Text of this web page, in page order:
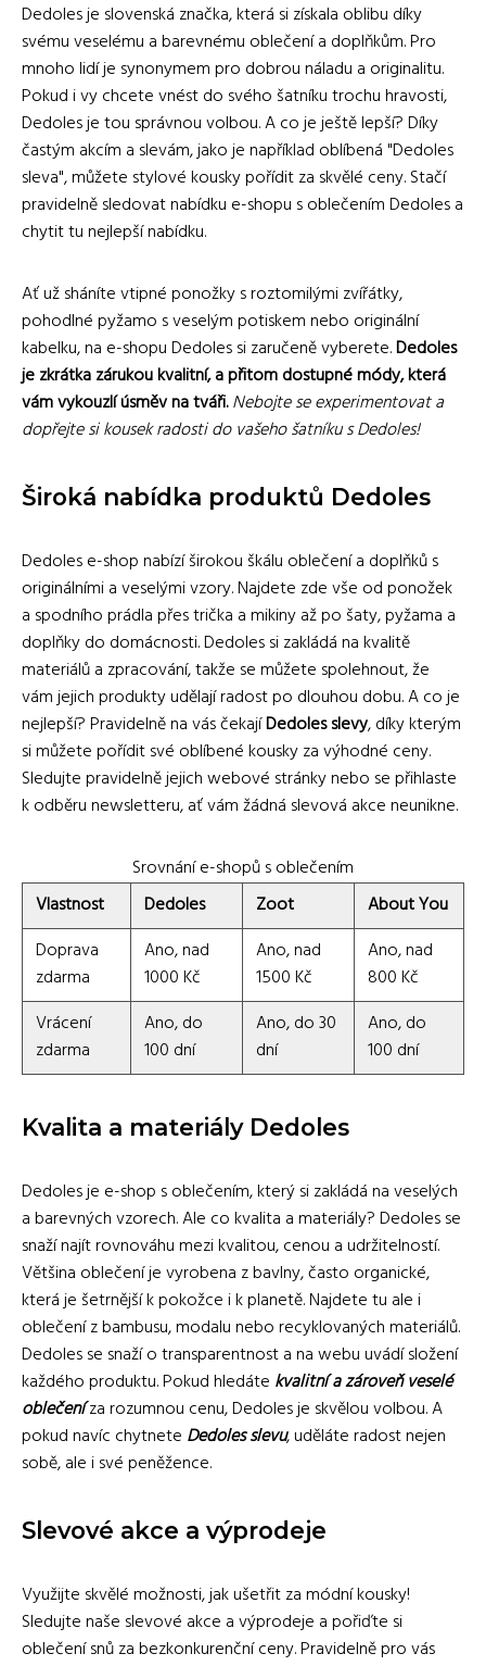
Dedoles je slovenská značka, která si získala oblibu díky
svému veselému a barevnému oblečení a doplňkům. Pro
mnoho lidí je synonymem pro dobrou náladu a originalitu.
Pokud i vy chcete vnést do svého šatníku trochu hravosti,
Dedoles je tou správnou volbou. A co je ještě lepší? Díky
častým akcím a slevám, jako je například oblíbená "Dedoles
sleva", můžete stylové kousky pořídit za skvělé ceny. Stačí
pravidelně sledovat nabídku e-shopu s oblečením Dedoles a
chytit tu nejlepší nabídku.
Ať už sháníte vtipné ponožky s roztomilými zvířátky,
pohodlné pyžamo s veselým potiskem nebo originální
kabelku, na e-shopu Dedoles si zaručeně vyberete.Dedoles
je zkrátka zárukou kvalitní, a přitom dostupné módy, která
vám vykouzlí úsměv na tváři.Nebojte se experimentovat a
dopřejte si kousek radosti do vašeho šatníku s Dedoles!
Široká nabídka produktů Dedoles
Dedoles e-shop nabízí širokou škálu oblečení a doplňků s
originálními a veselými vzory. Najdete zde vše od ponožek
a spodního prádla přes trička a mikiny až po šaty, pyžama a
doplňky do domácnosti. Dedoles si zakládá na kvalitě
materiálů a zpracování, takže se můžete spolehnout, že
vám jejich produkty udělají radost po dlouhou dobu. A co je
nejlepší? Pravidelně na vás čekajíDedoles slevy, díky kterým
si můžete pořídit své oblíbené kousky za výhodné ceny.
Sledujte pravidelně jejich webové stránky nebo se přihlaste
k odběru newsletteru, ať vám žádná slevová akce neunikne.
Srovnání e-shopů s oblečením
Vlastnost
Dedoles Zoot
About You
Doprava
zdarma
Ano, nad
1000 Kč
Ano, nad
1500 Kč
Ano, nad
800 Kč
Vrácení
zdarma
Ano, do
100 dní
Ano, do 30
dní
Ano, do
100 dní
Kvalita a materiály Dedoles
Dedoles je e-shop s oblečením, který si zakládá na veselých
a barevných vzorech. Ale co kvalita a materiály? Dedoles se
snaží najít rovnováhu mezi kvalitou, cenou a udržitelností.
Většina oblečení je vyrobena z bavlny, často organické,
která je šetrnější k pokožce i k planetě. Najdete tu ale i
oblečení z bambusu, modalu nebo recyklovaných materiálů.
Dedoles se snaží o transparentnost a na webu uvádí složení
každého produktu. Pokud hledáte kvalitní a zároveň veselé
oblečeníza rozumnou cenu, Dedoles je skvělou volbou. A
pokud navíc chytnete Dedoles slevu, uděláte radost nejen
sobě, ale i své peněžence.
Slevové akce a výprodeje
Využijte skvělé možnosti, jak ušetřit za módní kousky!
Sledujte naše slevové akce a výprodeje a pořiďte si
oblečení snů za bezkonkurenční ceny. Pravidelně pro vás